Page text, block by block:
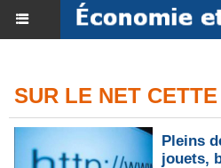
SUR LE NET
Pleins
jouets,